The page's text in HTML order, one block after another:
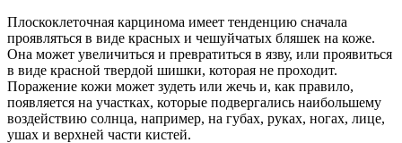
Плоскоклеточная карцинома имеет тенденцию сначала
проявляться в виде красных и чешуйчатых бляшек на коже.
Она может увеличиться и превратиться в язву, или проявиться
в виде красной твердой шишки, которая не проходит.
Поражение кожи может зудеть или жечь и, как правило,
появляется на участках, которые подвергались наибольшему
воздействию солнца, например, на губах, руках, ногах, лице,
ушах и верхней части кистей.